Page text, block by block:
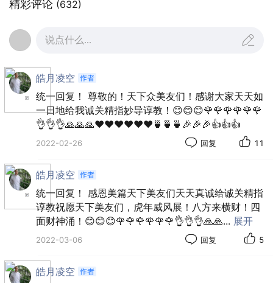
世俗恶衰歇，
万事隨世灭！
村夫轻薄儿，
官宦壁玉宝。
精彩评论 (632)
说点什么...
皓月凌空
统一回复！ 尊敬的！天下众美友们！感谢大家天天如
一日地给我诚关精指妙导谆教！😊😊😊🌹🌹🌹🌹🌹🌹
👌👌👌🙏🙏🙏❤️❤️❤️❤️❤️❤️🍵🍵🍵🎉🎉🎉👍👍👍
2022-02-26 回复 11
皓月凌空
统一回复！ 感恩美篇天下美友们天天真诚给诚关精指
谆教祝愿天下美友们，虎年威风展！八方来横财！四
面财神涌！😊😊😊🌹🌹🌹🌹🌹🌹👌👌👌🙏🙏... 展开
2022-03-06 回复 5
皓月凌空